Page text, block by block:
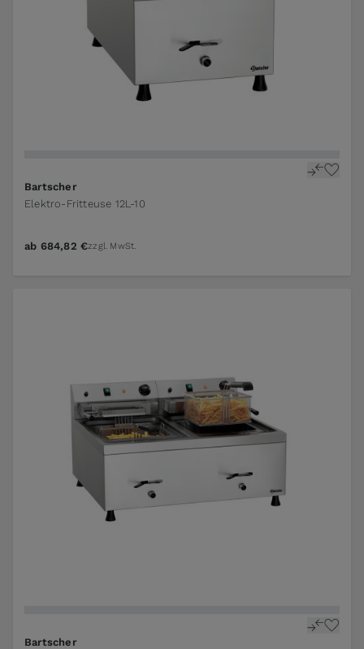
Bartscher
Elektro-Fritteuse 12L-10
ab 684,82 €zzgl. MwSt.
Bartscher